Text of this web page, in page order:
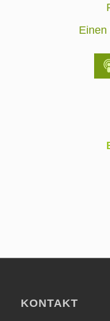
Einen
KONTAKT